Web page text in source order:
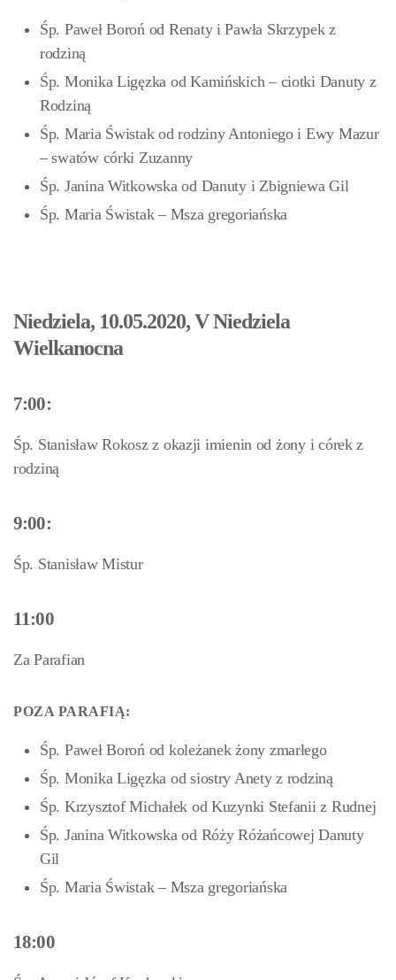
Śp. Paweł Boroń od Renaty i Pawła Skrzypek z
rodziną
Śp. Monika Ligęzka od Kamińskich – ciotki Danuty z
Rodziną
Śp. Maria Świstak od rodziny Antoniego i Ewy Mazur
– swatów córki Zuzanny
Śp. Janina Witkowska od Danuty i Zbigniewa Gil
Śp. Maria Świstak – Msza gregoriańska
Niedziela, 10.05.2020, V Niedziela
Wielkanocna
7:00:
Śp. Stanisław Rokosz z okazji imienin od żony i córek z
rodziną
9:00:
Śp. Stanisław Mistur
11:00
Za Parafian
POZA PARAFIĄ:
Śp. Paweł Boroń od koleżanek żony zmarłego
Śp. Monika Ligęzka od siostry Anety z rodziną
Śp. Krzysztof Michałek od Kuzynki Stefanii z Rudnej
Śp. Janina Witkowska od Róży Różańcowej Danuty
Gil
Śp. Maria Świstak – Msza gregoriańska
18:00